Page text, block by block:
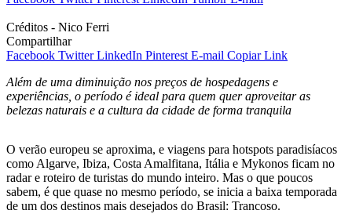
Créditos - Nico Ferri
Compartilhar
Facebook Twitter LinkedIn Pinterest E-mail Copiar Link
Além de uma diminuição nos preços de hospedagens e
experiências, o período é ideal para quem quer aproveitar as
belezas naturais e a cultura da cidade de forma tranquila
O verão europeu se aproxima, e viagens para hotspots paradisíacos
como Algarve, Ibiza, Costa Amalfitana, Itália e Mykonos ficam no
radar e roteiro de turistas do mundo inteiro. Mas o que poucos
sabem, é que quase no mesmo período, se inicia a baixa temporada
de um dos destinos mais desejados do Brasil: Trancoso.